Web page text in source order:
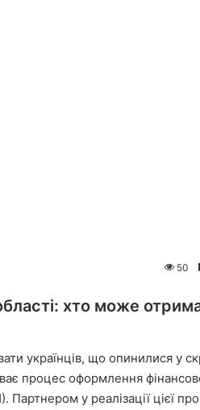
50
хто може
українців, що опинилися у
процес оформлення
у реалізації цієї